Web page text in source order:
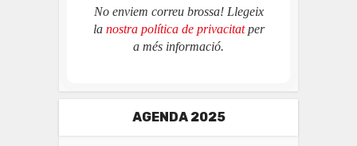
No enviem correu brossa! Llegeix
la nostra política de privacitatper
a més informació.
AGENDA 2025